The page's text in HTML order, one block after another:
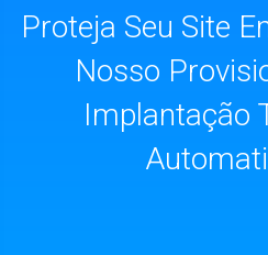
Proteja Seu Site
Nosso
Implantação